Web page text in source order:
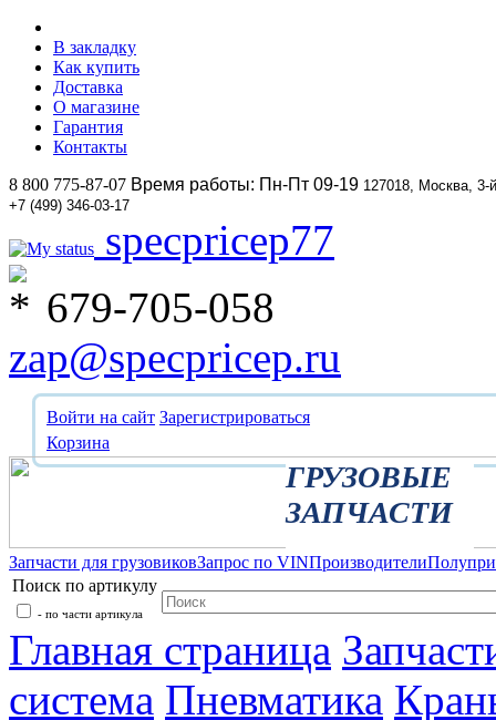
В закладку
Как купить
Доставка
О магазине
Гарантия
Контакты
8 800 775-87-07 Время работы: Пн-Пт 09-19 127018, Москва,
+7 (499) 346-03-17
specpricep77
679-705-058
zap@specpricep.ru
Войти на сайт Зарегистрироваться
Корзина
ГРУЗОВЫЕ
ЗАПЧАСТИ
Запчасти для грузовиковЗапрос по VINПроизводители
Поиск по артикулу
- по части артикула
Главная страница
система Пневматика